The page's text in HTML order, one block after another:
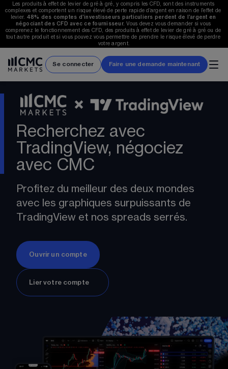
Les produits à effet de levier de gré à gré, y compris les CFD, sont des instruments
complexes et comportent un risque élevé de perte rapide d’argent en raison de l’effet de
levier. 48% des comptes d’investisseurs particuliers perdent de l’argent en
négociant des CFD avec ce fournisseur. Vous devez vous demander si vous
comprenez le fonctionnement des CFD, des produits à effet de levier de gré à gré ou de
tout autre produit et si vous pouvez vous permettre de prendre le risque élevé de perdre
votre argent.
Se connecter Faire une demande maintenant
Recherchez avec
TradingView, négociez
avec CMC
Profitez du meilleur des deux mondes
avec les graphiques surpuissants de
TradingView et nos spreads serrés.
Ouvrir un compte
Lier votre compte